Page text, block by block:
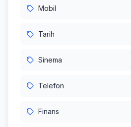
Mobil
Tarih
Sinema
Telefon
Finans